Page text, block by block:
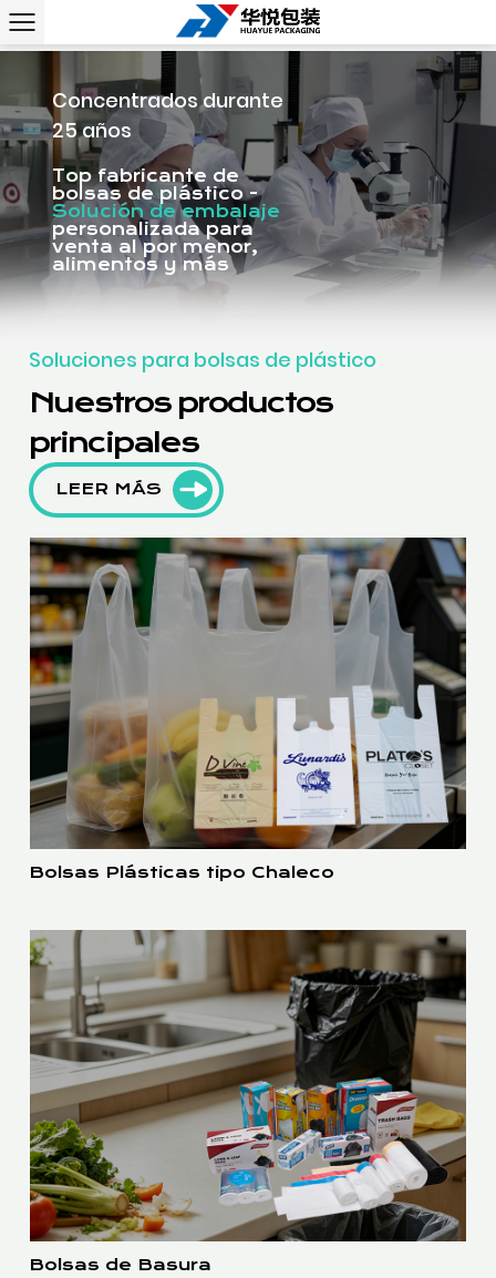
Concentrados durante
25 años
Top fabricante de
bolsas de plástico -
Solución de embalaje
personalizada para
venta al por menor,
alimentos y más
Soluciones para bolsas de plástico
Nuestros productos
principales
LEER MÁS
Bolsas Plásticas tipo Chaleco
Bolsas de Basura